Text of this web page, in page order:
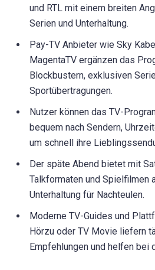
und RTL mit einem breiten
Serien und Unterhaltung.
Pay-TV Anbieter wie Sky
MagentaTV ergänzen das
Blockbustern, exklusiven
Sportübertragungen.
Nutzer können das TV-
bequem nach Sendern,
um schnell ihre
Der späte Abend bietet mit
Talkformaten und Spielfilmen
Unterhaltung für Nachteulen.
Moderne TV-Guides und
Hörzu oder TV Movie liefern
Empfehlungen und helfen bei